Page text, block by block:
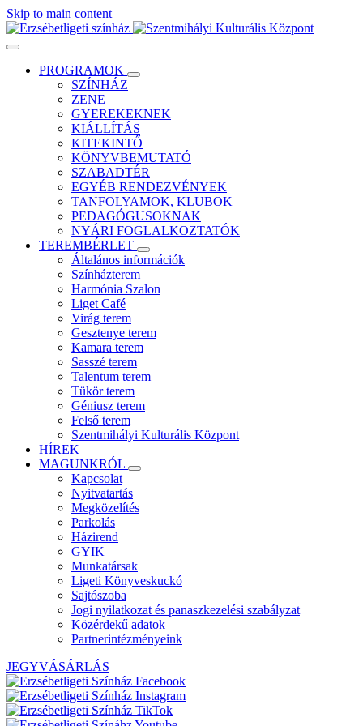
Skip to main content
PROGRAMOK
SZÍNHÁZ
ZENE
GYEREKEKNEK
KIÁLLÍTÁS
KITEKINTŐ
KÖNYVBEMUTATÓ
SZABADTÉR
EGYÉB RENDEZVÉNYEK
TANFOLYAMOK, KLUBOK
PEDAGÓGUSOKNAK
NYÁRI FOGLALKOZTATÓK
TEREMBÉRLET
Általános információk
Színházterem
Harmónia Szalon
Liget Café
Virág terem
Gesztenye terem
Kamara terem
Sasszé terem
Talentum terem
Tükör terem
Géniusz terem
Felső terem
Szentmihályi Kulturális Központ
HÍREK
MAGUNKRÓL
Kapcsolat
Nyitvatartás
Megközelítés
Parkolás
Házirend
GYIK
Munkatársak
Ligeti Könyveskuckó
Sajtószoba
Jogi nyilatkozat és panaszkezelési szabályzat
Közérdekű adatok
Partnerintézményeink
JEGYVÁSÁRLÁS